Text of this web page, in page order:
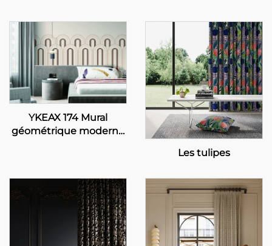
YKEAX 174 Mural
géométrique moderne
des chambres et des
hôtels
Les tulipes